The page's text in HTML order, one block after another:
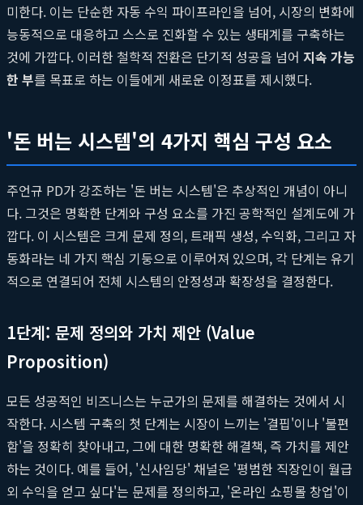
미한다. 이는 단순한 자동 수익 파이프라인을 넘어, 시장의 변화에
능동적으로 대응하고 스스로 진화할 수 있는 생태계를 구축하는
것에 가깝다. 이러한 철학적 전환은 단기적 성공을 넘어 지속 가능
한 부를 목표로 하는 이들에게 새로운 이정표를 제시했다.
'돈 버는 시스템'의 4가지 핵심 구성 요소
주언규 PD가 강조하는 '돈 버는 시스템'은 추상적인 개념이 아니
다. 그것은 명확한 단계와 구성 요소를 가진 공학적인 설계도에 가
깝다. 이 시스템은 크게 문제 정의, 트래픽 생성, 수익화, 그리고 자
동화라는 네 가지 핵심 기둥으로 이루어져 있으며, 각 단계는 유기
적으로 연결되어 전체 시스템의 안정성과 확장성을 결정한다.
1단계: 문제 정의와 가치 제안 (Value
Proposition)
모든 성공적인 비즈니스는 누군가의 문제를 해결하는 것에서 시
작한다. 시스템 구축의 첫 단계는 시장이 느끼는 '결핍'이나 '불편
함'을 정확히 찾아내고, 그에 대한 명확한 해결책, 즉 가치를 제안
하는 것이다. 예를 들어, '신사임당' 채널은 '평범한 직장인이 월급
외 수익을 얻고 싶다'는 문제를 정의하고, '온라인 쇼핑몰 창업'이